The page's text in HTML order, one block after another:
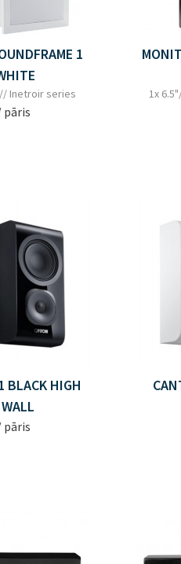
1
Inetroir series
pāris
1x
BLACK HIGH
pāris